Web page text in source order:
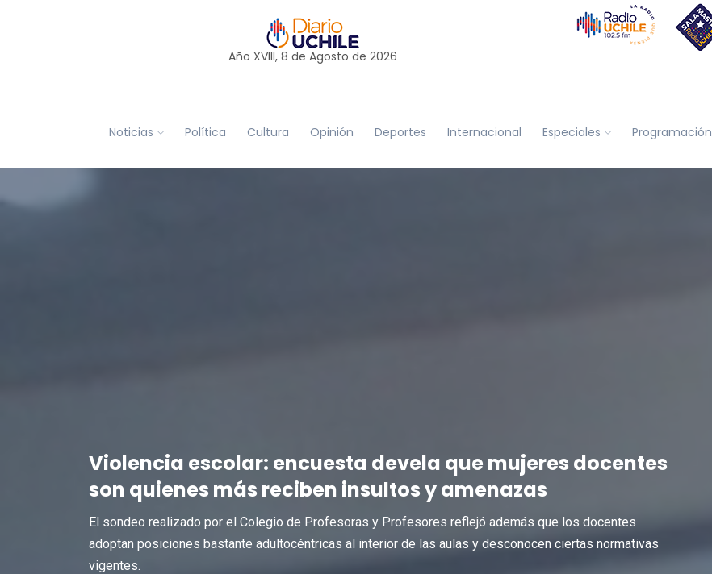
Año XVIII, 8 de Agosto de 2026
Noticias Política Cultura Opinión Deportes Internacional Especiales Programación
Violencia escolar: encuesta devela que mujeres docentes
son quienes más reciben insultos y amenazas
El sondeo realizado por el Colegio de Profesoras y Profesores reflejó además que los docentes
adoptan posiciones bastante adultocéntricas al interior de las aulas y desconocen ciertas normativas
vigentes.